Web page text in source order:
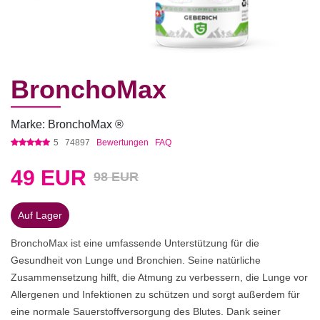
BronchoMax
Marke: BronchoMax ®
5 74897 Bewertungen FAQ
49 EUR 98 EUR
Auf Lager
BronchoMax ist eine umfassende Unterstützung für die
Gesundheit von Lunge und Bronchien. Seine natürliche
Zusammensetzung hilft, die Atmung zu verbessern, die Lunge vor
Allergenen und Infektionen zu schützen und sorgt außerdem für
eine normale Sauerstoffversorgung des Blutes. Dank seiner